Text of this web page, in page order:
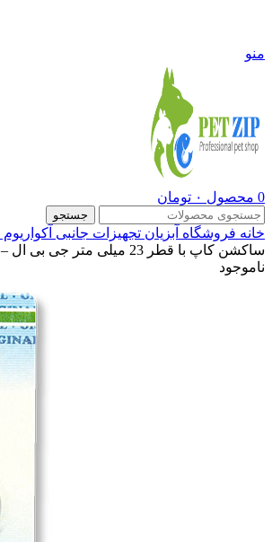
منو
0 محصول ۰ تومان
جستجو
خانه فروشگاه آبزیان تجهیزات جانبی آکواریوم
ساکشن کاپ با قطر 23 میلی متر جی بی ال – JBL clip 23 mm
ناموجود